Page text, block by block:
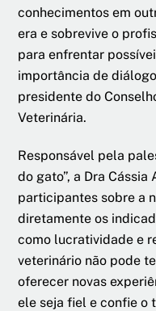
conhecimentos em
era e sobrevive o
para enfrentar
importância de
presidente do
Veterinária.
Responsável pela
do gato”, a Dra
participantes sobre a
diretamente os
como lucratividade e
veterinário não pode
oferecer novas
ele seja fiel e confie o